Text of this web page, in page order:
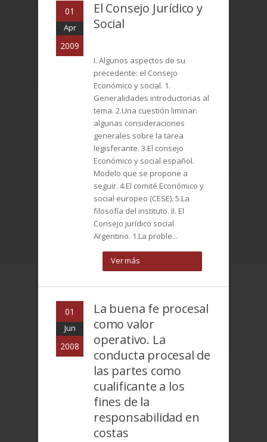
01
Apr
2009
El Consejo Jurídico y
Social
I. Algunos aspectos de su
precedente: el Consejo
Económico y social. 1.
Generalidades introductorias al
tema. 2.Una cuestión liminar:
algunas consideraciones
generales sobre la tarea
legisferante. 3.El consejo
Económico y social español.
Modelo que se propone a
seguir. 4.El comité Económico y
social europeo (CESE). 5.La
filosofía del instituto. II. El
Consejo jurídico social
Argentino. 1.La proble...
Ver más
01
Jun
2008
La buena fe procesal
como valor
operativo. La
conducta procesal de
las partes como
cualificante a los
fines de la
responsabilidad en
costas